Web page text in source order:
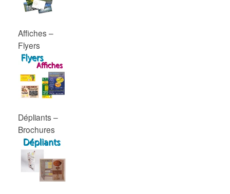
Affiches –
Flyers
Dépliants –
Brochures